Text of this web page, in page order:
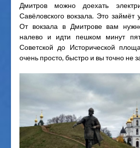
Дмитров можно доехать
Савёловского вокзала. Это займёт
От вокзала в Дмитрове вам
налево и идти пешком минут
Советской до Исторической
очень просто, быстро и вы точно не